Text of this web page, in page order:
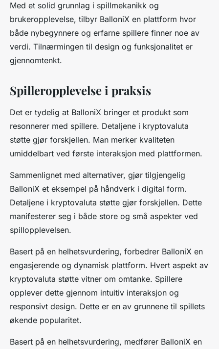
Med et solid grunnlag i spillmekanikk og
brukeropplevelse, tilbyr BalloniX en plattform hvor
både nybegynnere og erfarne spillere finner noe av
verdi. Tilnærmingen til design og funksjonalitet er
gjennomtenkt.
Spilleropplevelse i praksis
Det er tydelig at BalloniX bringer et produkt som
resonnerer med spillere. Detaljene i kryptovaluta
støtte gjør forskjellen. Man merker kvaliteten
umiddelbart ved første interaksjon med plattformen.
Sammenlignet med alternativer, gjør tilgjengelig
BalloniX et eksempel på håndverk i digital form.
Detaljene i kryptovaluta støtte gjør forskjellen. Dette
manifesterer seg i både store og små aspekter ved
spillopplevelsen.
Basert på en helhetsvurdering, forbedrer BalloniX en
engasjerende og dynamisk plattform. Hvert aspekt av
kryptovaluta støtte vitner om omtanke. Spillere
opplever dette gjennom intuitiv interaksjon og
responsivt design. Dette er en av grunnene til spillets
økende popularitet.
Basert på en helhetsvurdering, medfører BalloniX en